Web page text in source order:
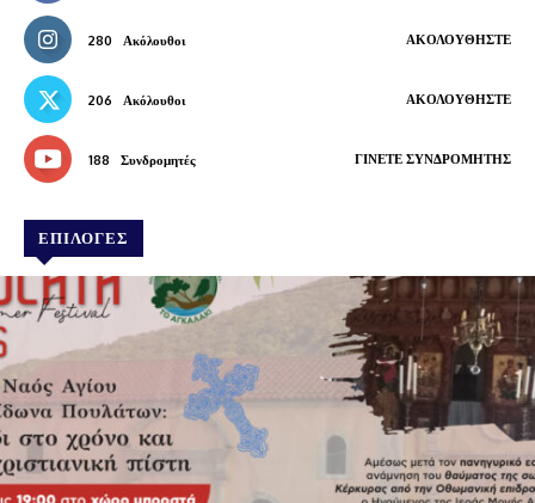
280 Ακόλουθοι ΑΚΟΛΟΥΘΉΣΤΕ
206 Ακόλουθοι ΑΚΟΛΟΥΘΉΣΤΕ
188 Συνδρομητές ΓΊΝΕΤΕ ΣΥΝΔΡΟΜΗΤΉΣ
ΕΠΙΛΟΓΕΣ